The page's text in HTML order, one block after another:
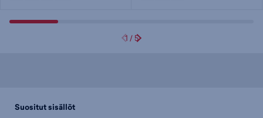
1 /5
Suositut sisällöt